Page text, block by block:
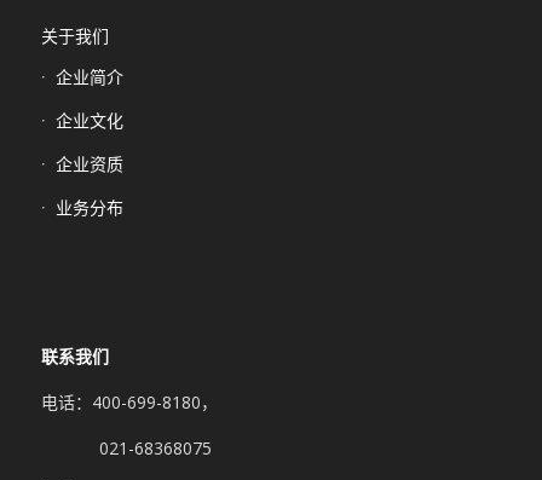
关于我们
企业简介
企业文化
企业资质
业务分布
联系我们
电话：400-699-8180，
021-68368075